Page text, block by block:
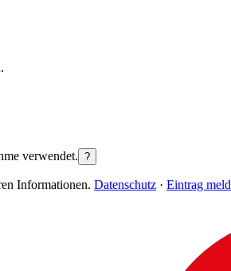
verwendet. ?
Informationen. Datenschutz · Eintrag